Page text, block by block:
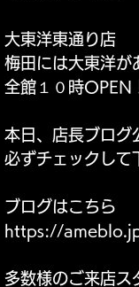
大東洋東通り店
梅田には大東洋が
全館１０時OPEN
本日、店長ブログ
必ずチェックして
ブログはこちら
https://
多数様のご来店ス